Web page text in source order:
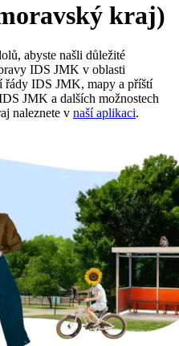
kraj)
abyste našli důležité
IDS JMK v oblasti
řády IDS JMK, mapy a příští
JMK a dalších možnostech
naleznete v naší aplikaci.